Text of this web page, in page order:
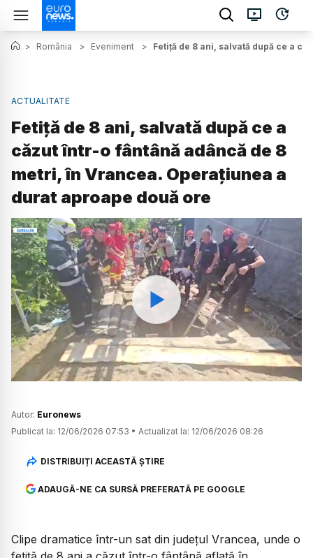
> România > Eveniment > Fetiță de 8 ani, salvată după ce a
ACTUALITATE
Fetiță de 8 ani, salvată după ce a
căzut într-o fântână adâncă de 8
metri, în Vrancea. Operațiunea a
durat aproape două ore
Watch
Autor: Euronews
Publicat la: 12/06/2026 07:53 • Actualizat la: 12/06/2026 08:26
DISTRIBUIȚI ACEASTĂ ȘTIRE
ADAUGĂ-NE CA SURSĂ PREFERATĂ PE GOOGLE
Clipe dramatice într-un sat din județul Vrancea, unde o